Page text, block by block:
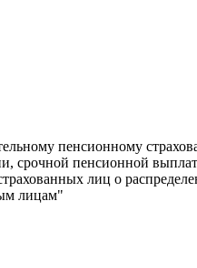
пенсионному
срочной пенсионной
лиц о
лицам"